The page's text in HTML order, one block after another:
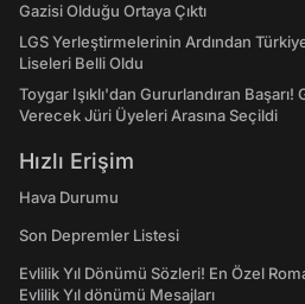
Gazisi Olduğu Ortaya Çıktı
LGS Yerleştirmelerinin Ardından
Liseleri Belli Oldu
Toygar Işıklı'dan Gururlandıran
Verecek Jüri Üyeleri Arasına Seçildi
Hızlı Erişim
Hava Durumu
Son Depremler Listesi
Evlilik Yıl Dönümü Sözleri! En Özel
Evlilik Yıl dönümü Mesajları